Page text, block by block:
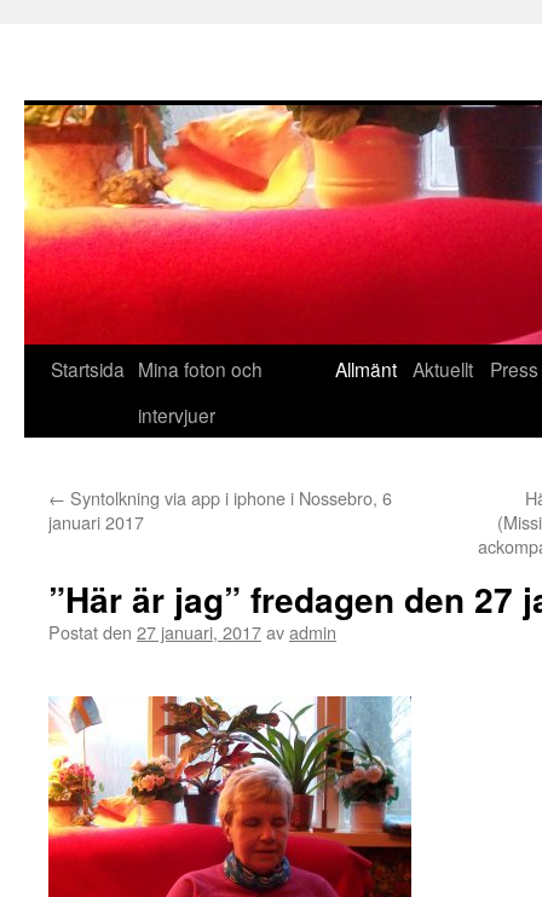
Hoppa
Startsida Mina foton och
intervjuer
Allmänt Aktuellt Press
← Syntolkning via app i iphone i Nossebro, 6
januari 2017
”Här är jag” fredagen den 27
Postat den 27 januari, 2017avadmin